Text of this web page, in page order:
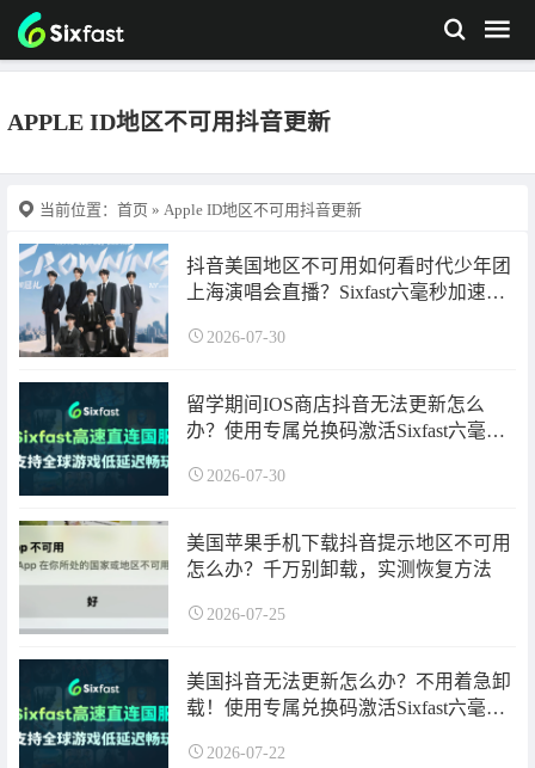
APPLE ID地区不可用抖音更新
当前位置： 首页 » Apple ID地区不可用抖音更新
抖音美国地区不可用如何看时代少年团
上海演唱会直播？Sixfast六毫秒加速器
2026-07-30
留学期间IOS商店抖音无法更新怎么
办？使用专属兑换码激活Sixfast六毫秒
2026-07-30
美国苹果手机下载抖音提示地区不可用
怎么办？千万别卸载，实测恢复方法
2026-07-25
美国抖音无法更新怎么办？不用着急卸
载！使用专属兑换码激活Sixfast六毫秒
2026-07-22